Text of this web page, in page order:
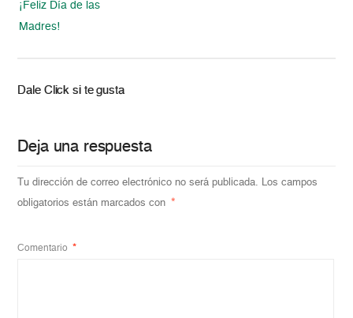
¡Feliz Día de las
Madres!
Dale Click si te gusta
Deja una respuesta
Tu dirección de correo electrónico no será publicada. Los campos
obligatorios están marcados con *
Comentario *